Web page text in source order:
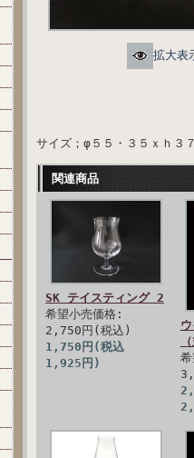
拡大表
サイズ；φ５５・３５ｘｈ３
関連商品
SK テイスティング 2
希望小売価格:
2,750円(税込)
1,750円(税込
1,925円)